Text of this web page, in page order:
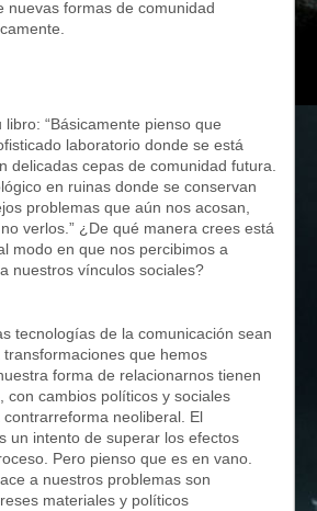
nuevas formas de comunidad
libro: “Básicamente pienso que
laboratorio donde se está
delicadas cepas de comunidad futura.
en ruinas donde se conservan
problemas que aún nos acosan,
verlos.” ¿De qué manera crees está
modo en que nos percibimos a
nuestros vínculos sociales?
tecnologías de la comunicación sean
que hemos
forma de relacionarnos tienen
con cambios políticos y sociales
neoliberal. El
un intento de superar los efectos
Pero pienso que es en vano.
a nuestros problemas son
materiales y políticos